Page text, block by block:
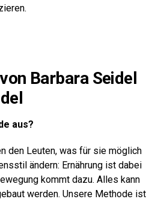
Barbara Seidel
aus?
den Leuten, was für sie möglich
ändern: Ernährung ist dabei
kommt dazu. Alles kann
werden. Unsere Methode ist